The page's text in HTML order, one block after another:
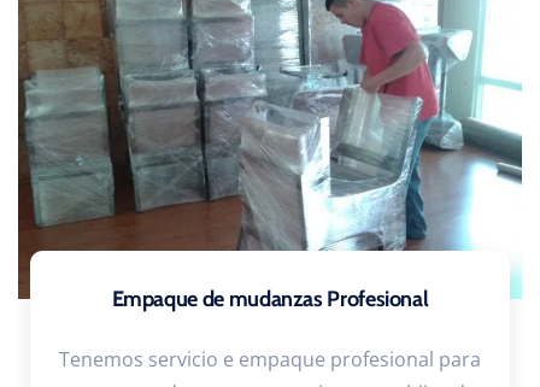
Empaque de mudanzas Profesional
Tenemos servicio e empaque profesional para